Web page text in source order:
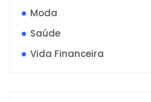
Moda
Saúde
Vida Financeira